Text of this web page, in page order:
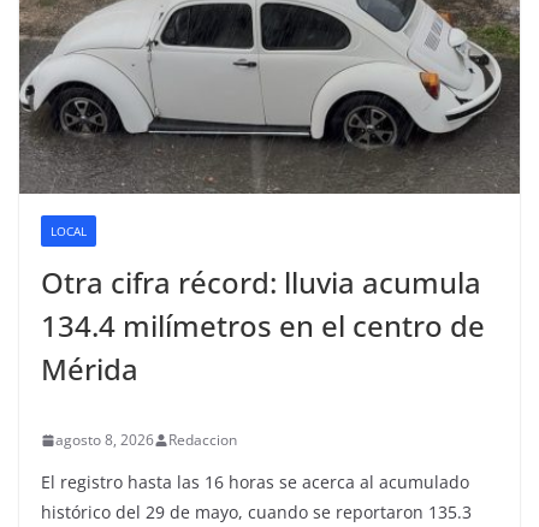
LOCAL
Otra cifra récord: lluvia acumula
134.4 milímetros en el centro de
Mérida
agosto 8, 2026 Redaccion
El registro hasta las 16 horas se acerca al acumulado
histórico del 29 de mayo, cuando se reportaron 135.3